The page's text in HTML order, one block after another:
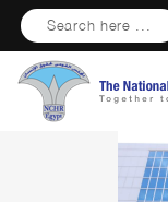
Search here ...